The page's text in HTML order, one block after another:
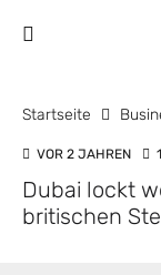
Startseite
VOR 2 JAHREN
Dubai lockt
britischen